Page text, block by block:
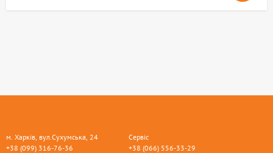
м. Харків, вул.Сухумська, 24
+38 (099) 316-76-36
Сервіс
+38 (066) 556-33-29